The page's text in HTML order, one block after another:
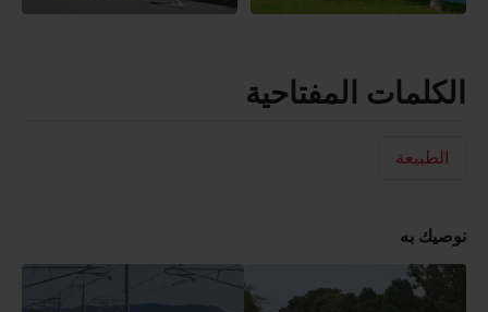
الكلمات المفتاحية
الطبيعة
نوصيك به